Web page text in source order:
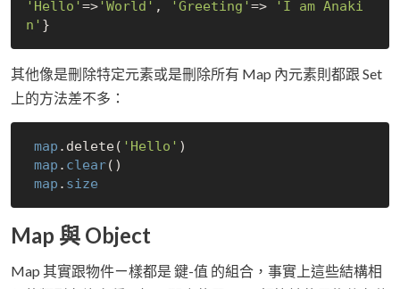
'Hello' =>'World' , 'Greeting' =>
'I am Anaki
n'
其他像是刪除特定元素或是刪除所有 Map 內元素則都跟 Set
上的方法差不多：
map .delete( 'Hello' )
map . clear()
map . size
Map 與 Object
Map 其實跟物件ㄧ樣都是 鍵-值 的組合，事實上這些結構相